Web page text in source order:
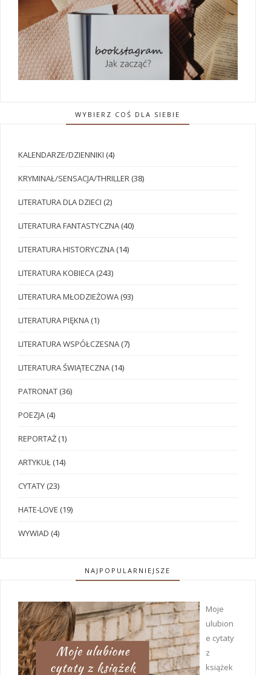
WYBIERZ COŚ DLA SIEBIE
KALENDARZE/DZIENNIKI (4)
KRYMINAŁ/SENSACJA/THRILLER (38)
LITERATURA DLA DZIECI (2)
LITERATURA FANTASTYCZNA (40)
LITERATURA HISTORYCZNA (14)
LITERATURA KOBIECA (243)
LITERATURA MŁODZIEŻOWA (93)
LITERATURA PIĘKNA (1)
LITERATURA WSPÓŁCZESNA (7)
LITERATURA ŚWIĄTECZNA (14)
PATRONAT (36)
POEZJA (4)
REPORTAŻ (1)
ARTYKUŁ (14)
CYTATY (23)
HATE-LOVE (19)
WYWIAD (4)
NAJPOPULARNIEJSZE
Moje
ulubion
e cytaty
z
książek